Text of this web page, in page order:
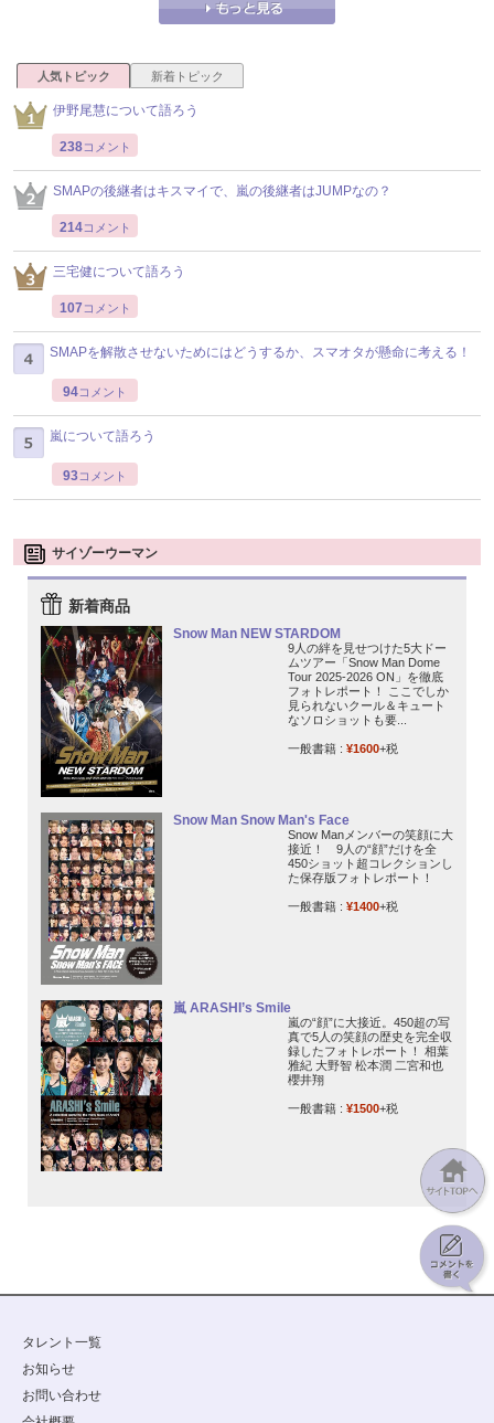
人気トピック 新着トピック
伊野尾慧について語ろう
238コメント
SMAPの後継者はキスマイで、嵐の後継者はJUMPなの？
214コメント
三宅健について語ろう
107 コメント
SMAPを解散させないためにはどうするか、スマオタが懸命に考える！
94コメント
嵐について語ろう
93コメント
サイゾーウーマン
新着商品
Snow Man NEW STARDOM
9人の絆を見せつけた5大ドー
ムツアー「Snow Man Dome
Tour 2025-2026 ON」を徹底
フォトレポート！ ここでしか
見られないクール＆キュート
なソロショットも要...
一般書籍 : ¥1600+税
Snow Man Snow Man's Face
Snow Manメンバーの笑顔に大
接近！ 9人の“顔”だけを全
450ショット超コレクションし
た保存版フォトレポート！
一般書籍 : ¥1400+税
嵐 ARASHI’s Smile
嵐の“顔”に大接近。450超の写
真で5人の笑顔の歴史を完全収
録したフォトレポート！ 相葉
雅紀 大野智 松本潤 二宮和也
櫻井翔
一般書籍 : ¥1500+税
タレント一覧
お知らせ
お問い合わせ